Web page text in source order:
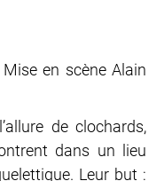
en scène Alain
de clochards,
dans un lieu
Leur but :